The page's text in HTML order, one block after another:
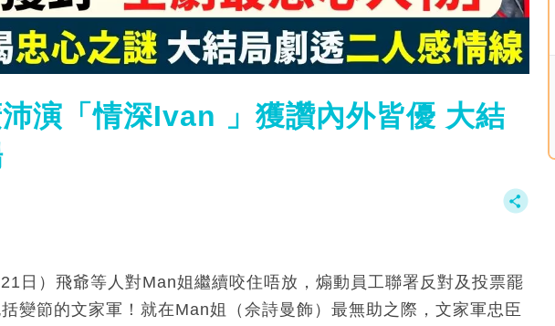
演「情深Ivan 」獲讚內外皆優 大結
日）飛爺等人對Man姐繼續咬住唔放，煽動員工聯署反對及投票罷
變節的文家軍！就在Man姐（佘詩曼飾）最無助之際，文家軍忠臣